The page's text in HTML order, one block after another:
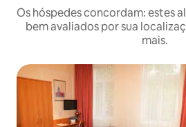
Os hóspedes concordam: estes
bem avaliados por sua
mais.